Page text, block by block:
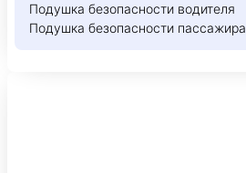
Подушка безопасности водителя
Подушка безопасности пассажира